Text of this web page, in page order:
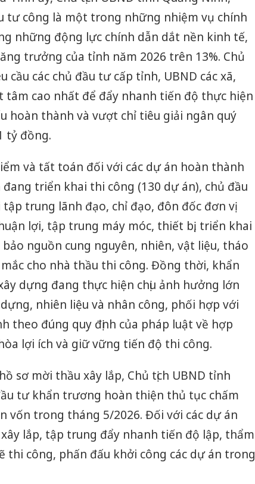
tư công là một trong những nhiệm vụ chính
những động lực chính dẫn dắt nền kinh tế,
trưởng của tỉnh năm 2026 trên 13%. Chủ
cầu các chủ đầu tư cấp tỉnh, UBND các xã,
tâm cao nhất để đẩy nhanh tiến độ thực hiện
hoàn thành và vượt chỉ tiêu giải ngân quý
tỷ đồng.
và tất toán đối với các dự án hoàn thành
triển khai thi công (130 dự án), chủ đầu
trung lãnh đạo, chỉ đạo, đôn đốc đơn vị
lợi, tập trung máy móc, thiết bị, triển khai
nguồn cung nguyên, nhiên, vật liệu, tháo
cho nhà thầu thi công. Đồng thời, khẩn
dựng đang thực hiện chịu ảnh hưởng lớn
nhiên liệu và nhân công, phối hợp với
theo đúng quy định của pháp luật về hợp
lợi ích và giữ vững tiến độ thi công.
sơ mời thầu xây lắp, Chủ tịch UBND tỉnh
tư khẩn trương hoàn thiện thủ tục chấm
vốn trong tháng 5/2026. Đối với các dự án
lắp, tập trung đẩy nhanh tiến độ lập, thẩm
thi công, phấn đấu khởi công các dự án trong